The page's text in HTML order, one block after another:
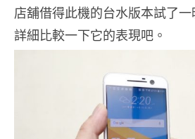
店舖借得此機的台水版本試了
詳細比較一下它的表現吧。